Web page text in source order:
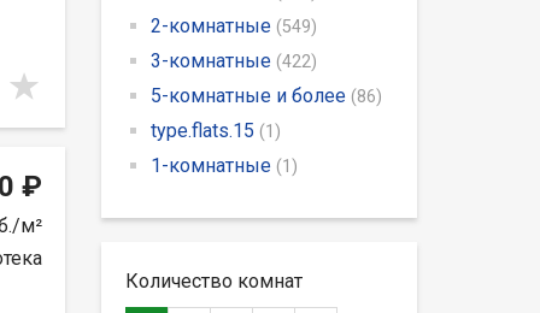
₽
м²
2-комнатные (549)
3-комнатные (422)
5-комнатные и более (86)
type.flats.15 (1)
1-комнатные (1)
Количество комнат